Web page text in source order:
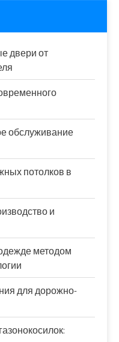
двери от
обслуживание
потолков в
и
методом
для дорожно-